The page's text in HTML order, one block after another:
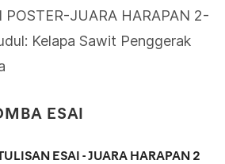
ESAI
ESAI - JUARA HARAPAN 2